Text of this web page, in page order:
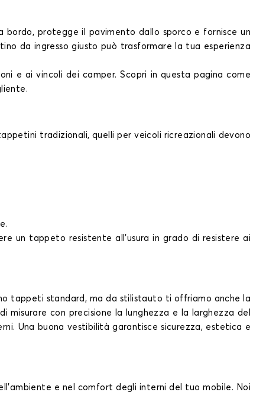
bordo, protegge il pavimento dallo sporco e fornisce un
da ingresso giusto può trasformare la tua esperienza
e ai vincoli dei camper. Scopri in questa pagina come
tradizionali, quelli per veicoli ricreazionali devono
un tappeto resistente all'usura in grado di resistere ai
tappeti standard, ma da stilistauto ti offriamo anche la
con precisione la lunghezza e la larghezza del
Una buona vestibilità garantisce sicurezza, estetica e
e nel comfort degli interni del tuo mobile. Noi